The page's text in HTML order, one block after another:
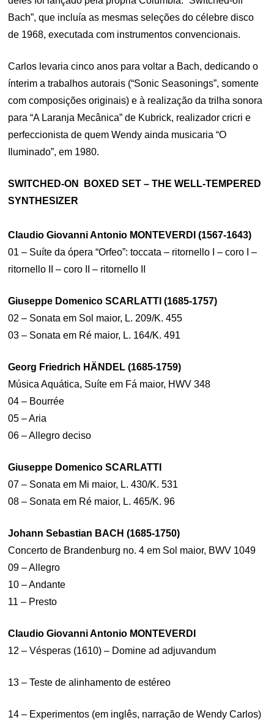
Bach”, que incluía as mesmas seleções do célebre disco
de 1968, executada com instrumentos convencionais.
Carlos levaria cinco anos para voltar a Bach, dedicando o
ínterim a trabalhos autorais (“Sonic Seasonings”, somente
com composições originais) e à realização da trilha sonora
para “A Laranja Mecânica” de Kubrick, realizador cricri e
perfeccionista de quem Wendy ainda musicaria “O
Iluminado”, em 1980.
SWITCHED-ON BOXED SET – THE WELL-TEMPERED
SYNTHESIZER
Claudio Giovanni Antonio MONTEVERDI (1567-1643)
01 – Suíte da ópera “Orfeo”: toccata – ritornello I – coro I –
ritornello II – coro II – ritornello II
Giuseppe Domenico SCARLATTI (1685-1757)
02 – Sonata em Sol maior, L. 209/K. 455
03 – Sonata em Ré maior, L. 164/K. 491
Georg Friedrich HÄNDEL (1685-1759)
Música Aquática, Suíte em Fá maior, HWV 348
04 – Bourrée
05 – Aria
06 – Allegro deciso
Giuseppe Domenico SCARLATTI
07 – Sonata em Mi maior, L. 430/K. 531
08 – Sonata em Ré maior, L. 465/K. 96
Johann Sebastian BACH (1685-1750)
Concerto de Brandenburg no. 4 em Sol maior, BWV 1049
09 – Allegro
10 – Andante
11 – Presto
Claudio Giovanni Antonio MONTEVERDI
12 – Vésperas (1610) – Domine ad adjuvandum
13 – Teste de alinhamento de estéreo
14 – Experimentos (em inglês, narração de Wendy Carlos)